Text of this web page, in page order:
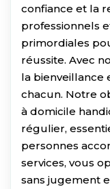
confiance et la
professionnels
primordiales
réussite. Avec
la bienveillance
chacun. Notre
à domicile
régulier,
personnes
services, vous
sans jugement